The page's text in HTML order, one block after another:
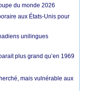
du monde 2026
aux États-Unis pour
unilingues
plus grand qu’en 1969
mais vulnérable aux